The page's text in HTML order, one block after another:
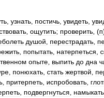
узнать постичь увидеть
ощутить; проверить , (п
душой перестрадать
попытать натерпеться
опыте выпить до дна
понюхать стать жертвой
притерпеть испробовать
подвергнуться